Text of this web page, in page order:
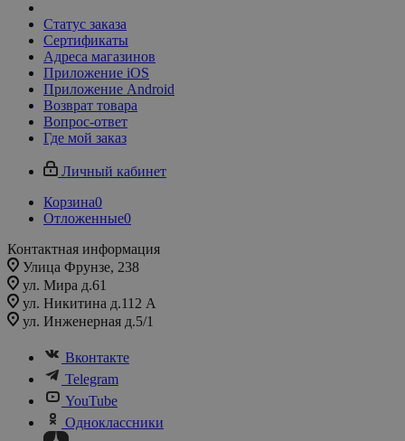
Статус заказа
Сертификаты
Адреса магазинов
Приложение iOS
Приложение Android
Возврат товара
Вопрос-ответ
Где мой заказ
Личный кабинет
Корзина0
Отложенные0
Контактная информация
Улица Фрунзе, 238​
ул. Мира д.61
ул. Никитина д.112 А
ул. Инженерная д.5/1
Вконтакте
Telegram
YouTube
Одноклассники